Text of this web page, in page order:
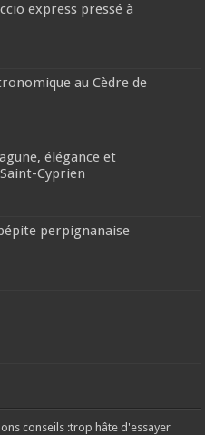
express pressé à
au Cèdre de
élégance et
Cyprien
perpignanaise
conseils :trop hâte d'essayer